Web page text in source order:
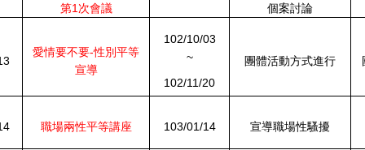
第1次會議
個案討論
愛情要不要-性別平等
宣導
102/10/03
~
102/11/20
團體活動方式進行
職場兩性平等講座 103/01/14 宣導職場性騷擾